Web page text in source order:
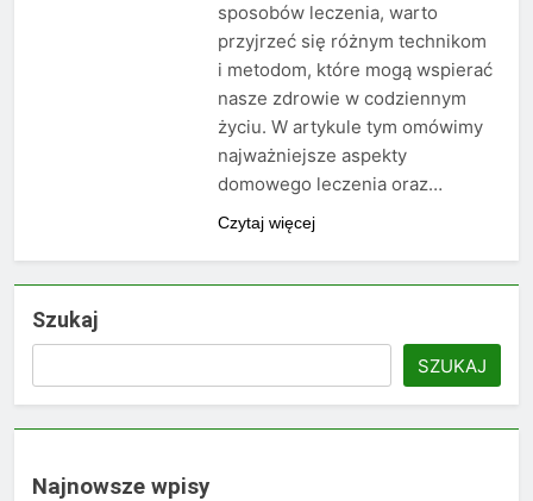
sposobów leczenia, warto
przyjrzeć się różnym technikom
i metodom, które mogą wspierać
nasze zdrowie w codziennym
życiu. W artykule tym omówimy
najważniejsze aspekty
domowego leczenia oraz…
Czytaj więcej
Szukaj
SZUKAJ
Najnowsze wpisy